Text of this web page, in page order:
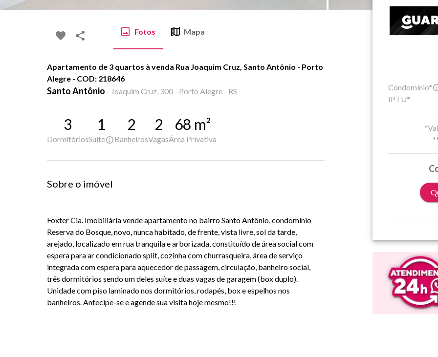
Fotos Mapa
Apartamento de 3 quartos à venda Rua Joaquim Cruz, Santo Antônio - Porto
Alegre - COD: 218646
Santo Antônio - Joaquim Cruz, 300 - Porto Alegre - RS
3
Dormitórios
1
Suíte
2
Banheiros
2
Vagas
68 m²
Área Privativa
Sobre o imóvel
Foxter Cia. Imobiliária vende apartamento no bairro Santo Antônio, condomínio
Reserva do Bosque, novo, nunca habitado, de frente, vista livre, sol da tarde,
arejado, localizado em rua tranquila e arborizada, constituído de área social com
espera para ar condicionado split, cozinha com churrasqueira, área de serviço
integrada com espera para aquecedor de passagem, circulação, banheiro social,
três dormitórios sendo um deles suíte e duas vagas de garagem (box duplo).
Unidade com piso laminado nos dormitórios, rodapés, box e espelhos nos
banheiros. Antecipe-se e agende sua visita hoje mesmo!!!
Condomínio*
IPTU*